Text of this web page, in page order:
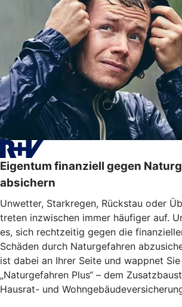
Eigentum finanziell gegen
absichern
Unwetter, Starkregen, Rückstau oder
treten inzwischen immer häufiger auf.
es, sich rechtzeitig gegen die
Schäden durch Naturgefahren
ist dabei an Ihrer Seite und wappnet
„Naturgefahren Plus“ – dem
Hausrat- und